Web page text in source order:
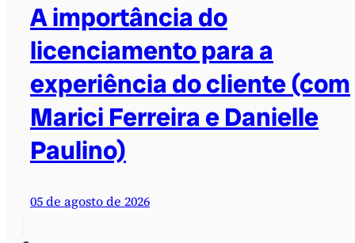
A importância do
licenciamento para a
experiência do cliente (com
Marici Ferreira e Danielle
Paulino)
05 de agosto de 2026